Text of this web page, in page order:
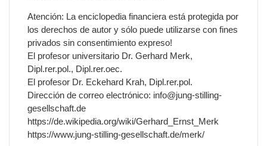
Atención: La enciclopedia financiera está protegida por
los derechos de autor y sólo puede utilizarse con fines
privados sin consentimiento expreso!
El profesor universitario Dr. Gerhard Merk,
Dipl.rer.pol., Dipl.rer.oec.
El profesor Dr. Eckehard Krah, Dipl.rer.pol.
Dirección de correo electrónico: info@jung-stilling-
gesellschaft.de
https://de.wikipedia.org/wiki/Gerhard_Ernst_Merk
https://www.jung-stilling-gesellschaft.de/merk/